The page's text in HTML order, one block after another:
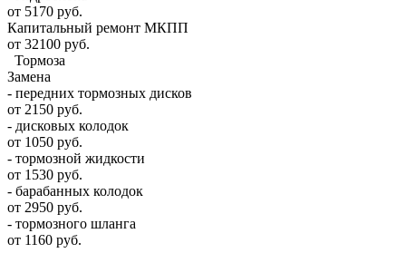
от 5170 руб.
Капитальный ремонт МКПП
от 32100 руб.
Тормоза
Замена
- передних тормозных дисков
от 2150 руб.
- дисковых колодок
от 1050 руб.
- тормозной жидкости
от 1530 руб.
- барабанных колодок
от 2950 руб.
- тормозного шланга
от 1160 руб.